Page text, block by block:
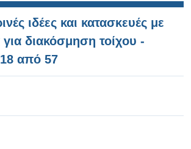
ιδέες και κατασκευές με
διακόσμηση τοίχου -
από 57